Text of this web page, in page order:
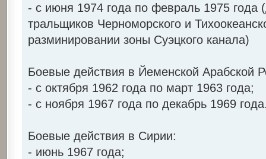
- с июня 1974 года по февраль 1975 года
тральщиков Черноморского и
разминировании зоны Суэцкого канала)
Боевые действия в Йеменской Арабской
- с октября 1962 года по март 1963 года;
- с ноября 1967 года по декабрь 1969
Боевые действия в Сирии:
- июнь 1967 года;